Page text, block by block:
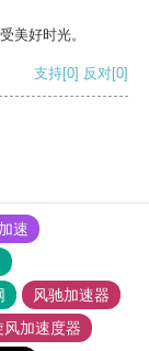
美好时光。
支持[0] 反对[0]
速
风驰加速器
风加速度器